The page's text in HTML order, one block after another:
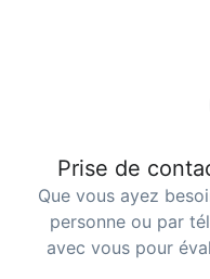
Prise de
Que vous ayez
personne ou par
avec vous pour